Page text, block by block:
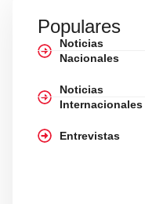
Populares
Noticias
Nacionales
Noticias
Internacionales
Entrevistas